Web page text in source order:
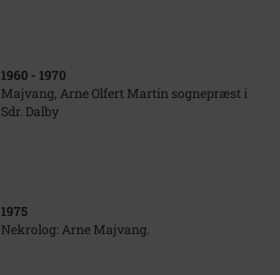
1960 - 1970
Majvang, Arne Olfert Martin sognepræst i
Sdr. Dalby
1975
Nekrolog: Arne Majvang.